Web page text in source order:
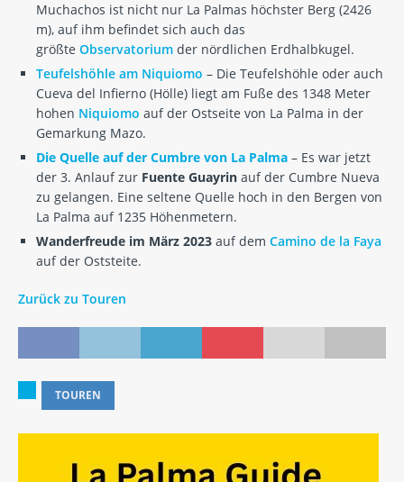
Muchachos ist nicht nur La Palmas höchster Berg (2426
m), auf ihm befindet sich auch das
größte Observatorium der nördlichen Erdhalbkugel.
Teufelshöhle am Niquiomo – Die Teufelshöhle oder auch
Cueva del Infierno (Hölle) liegt am Fuße des 1348 Meter
hohen Niquiomo auf der Ostseite von La Palma in der
Gemarkung Mazo.
Die Quelle auf der Cumbre von La Palma – Es war jetzt
der 3. Anlauf zur Fuente Guayrin auf der Cumbre Nueva
zu gelangen. Eine seltene Quelle hoch in den Bergen von
La Palma auf 1235 Höhenmetern.
Wanderfreude im März 2023 auf dem Camino de la Faya
auf der Oststeite.
Zurück zu Touren
TOUREN